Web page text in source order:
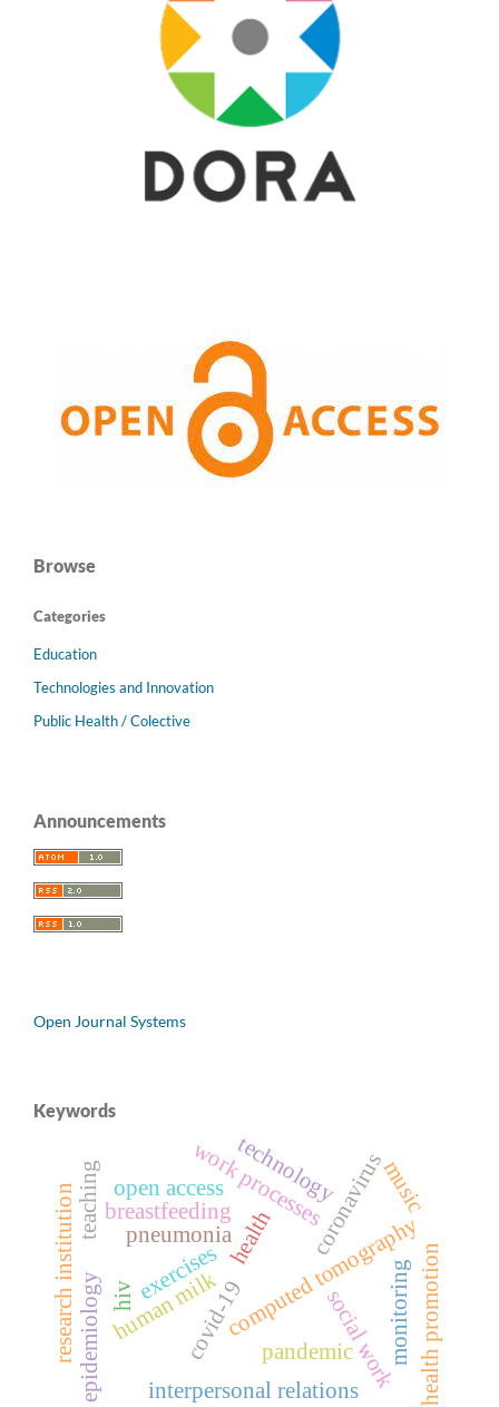
Browse
Categories
Education
Technologies and Innovation
Public Health / Colective
Announcements
Open Journal Systems
Keywords
coronavirus
covid-19computed tomography
pneumonia
social work
health
work processes
pandemic
breastfeeding
human milk health promotion
monitoring
teaching
interpersonal relations
epidemiology
technology
exercises
research institution open access
hiv
music